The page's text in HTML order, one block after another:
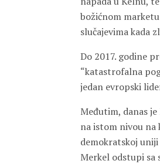
božićnom
slučajevima kada
Do 2017. godine
“katastrofalna
jedan evropski
Međutim, danas
na istom nivou na
demokratskoj
Merkel odstupi sa